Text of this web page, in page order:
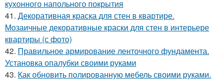
кухонного напольного покрытия
41. Декоративная краска для стен в квартире.
Мозаичные декоративные краски для стен в интерьере
квартиры (с фото)
42. Правильное армирование ленточного фундамента.
Установка опалубки своими руками
43. Как обновить полированную мебель своими руками.